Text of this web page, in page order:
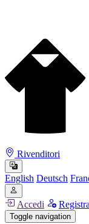
Rivenditori
English Deutsch
Accedi
Toggle navigation